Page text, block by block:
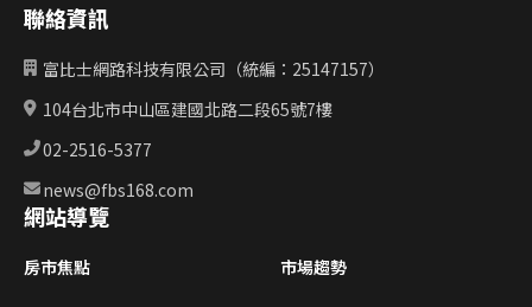
聯絡資訊
富比士網路科技有限公司（統編：25147157）
104台北市中山區建國北路二段65號7樓
02-2516-5377
news@fbs168.com
網站導覽
房市焦點 市場趨勢